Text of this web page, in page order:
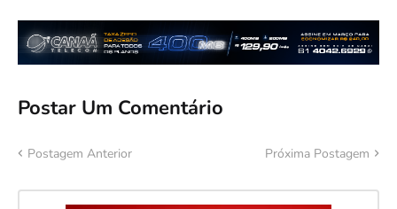
Postar Um Comentário
Postagem Anterior Próxima Postagem